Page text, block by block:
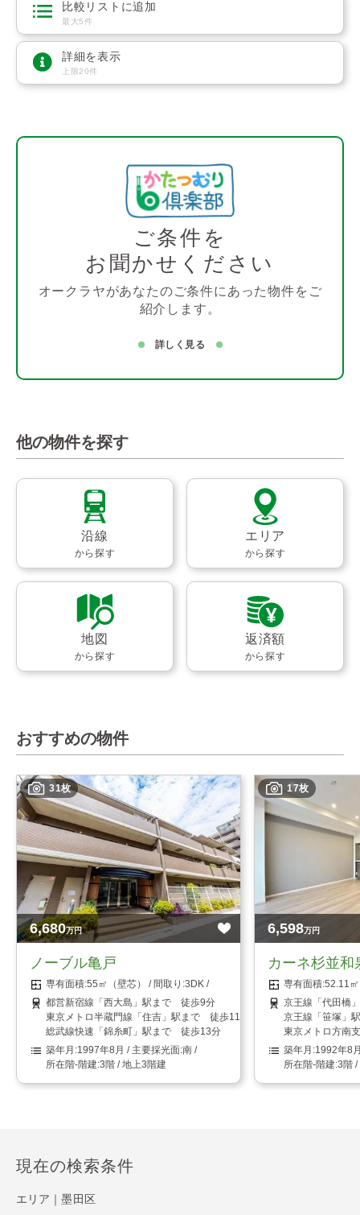
比較リストに追加
最大5件
詳細を表示
上限20件
ご条件を
お聞かせください
オークラヤがあなたのご条件にあった物件をご
紹介します。
詳しく見る
他の物件を探す
沿線
から探す
エリア
から探す
地図
から探す
返済額
から探す
おすすめの物件
31枚
6,680万円
ノーブル亀戸
55㎡（壁芯）
3DK
都営新宿線「西大島」駅まで 徒歩9分
東京メトロ半蔵門線「住吉」駅まで 徒歩11分
総武線快速「錦糸町」駅まで 徒歩13分
1997年8月
南
3階 / 地上3階建
17枚
6,598万円
カーネ杉並和
52.11
京王線「代田橋
京王線「笹塚」
東京メトロ方南
1992年8
3階 /
現在の検索条件
エリア｜ 墨田区